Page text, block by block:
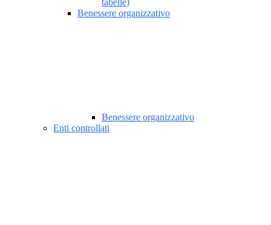
tabelle)
Benessere organizzativo
Benessere organizzativo
Enti controllati